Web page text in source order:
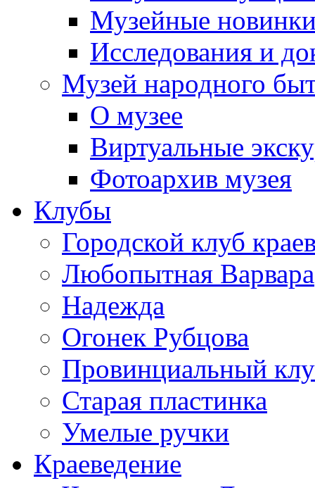
Музейные
Исследования и
Музей народного
О музее
Виртуальные
Фотоархив музея
Клубы
Городской клуб
Любопытная Варвара
Надежда
Огонек Рубцова
Провинциальный
Старая пластинка
Умелые ручки
Краеведение